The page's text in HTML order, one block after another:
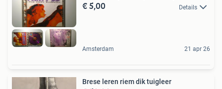
€ 5,00 Details
Amsterdam 21 apr 26
Brese leren riem dik tuigleer